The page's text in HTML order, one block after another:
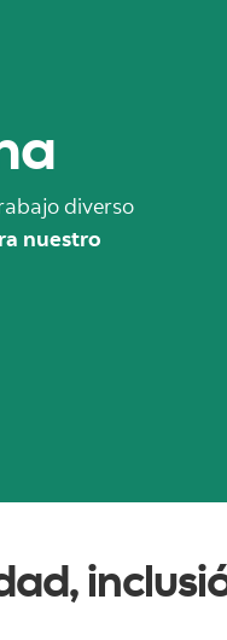
diverso
nuestro